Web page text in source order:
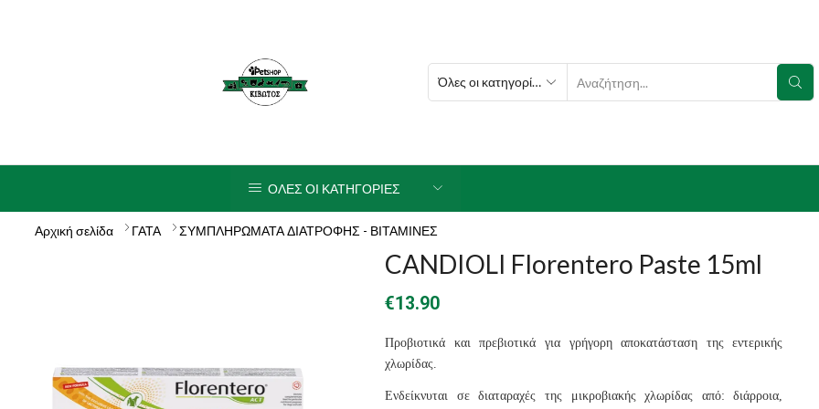
SEARCH
ΟΛΕΣ ΟΙ ΚΑΤΗΓΟΡΙΕΣ
Αρχική σελίδα ΓΑΤΑ ΣΥΜΠΛΗΡΩΜΑΤΑ ΔΙΑΤΡΟΦΗΣ - ΒΙΤΑΜΙΝΕΣ
CANDIOLI Florentero Paste 15ml
€13.90
Προβιοτικά και πρεβιοτικά για γρήγορη αποκατάσταση της εντερικής
χλωρίδας.
Ενδείκνυται σε διαταραχές της μικροβιακής χλωρίδας από: διάρροια,